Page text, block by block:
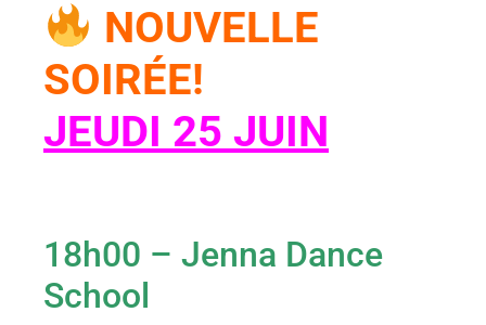
NOUVELLE
SOIRÉE!
JEUDI 25 JUIN
18h00 – Jenna Dance
School